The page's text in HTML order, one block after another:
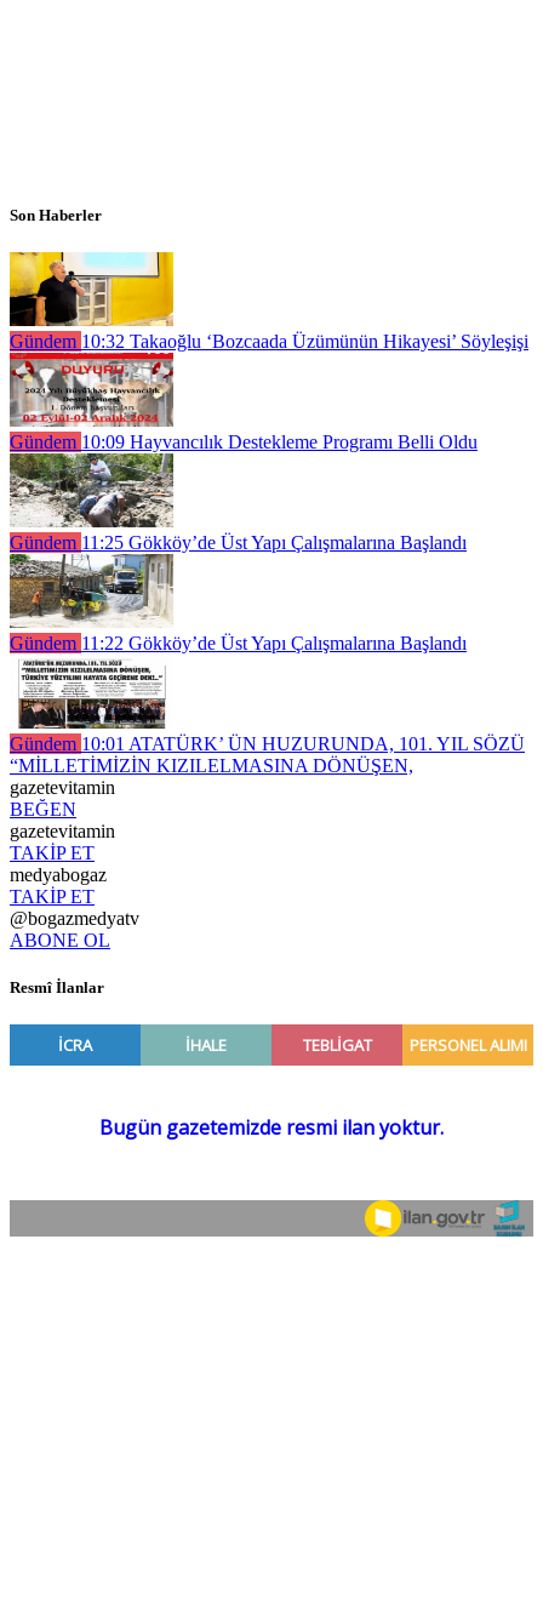
Son Haberler
Gündem 10:32 Takaoğlu ‘Bozcaada Üzümünün Hikayesi’ Söyleşişi
Gündem 10:09 Hayvancılık Destekleme Programı Belli Oldu
Gündem 11:25 Gökköy’de Üst Yapı Çalışmalarına Başlandı
Gündem 11:22 Gökköy’de Üst Yapı Çalışmalarına Başlandı
Gündem 10:01 ATATÜRK’ ÜN HUZURUNDA, 101. YIL SÖZÜ
“MİLLETİMİZİN KIZILELMASINA DÖNÜŞEN,
gazetevitamin
BEĞEN
gazetevitamin
TAKİP ET
medyabogaz
TAKİP ET
@bogazmedyatv
ABONE OL
Resmî İlanlar